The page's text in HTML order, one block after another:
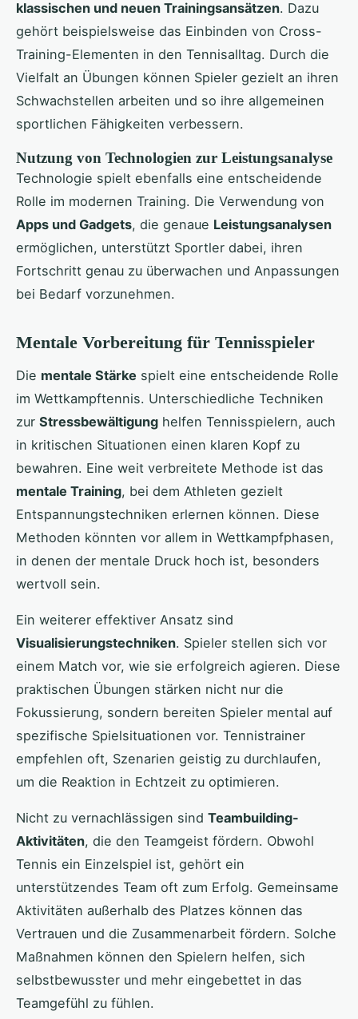
klassischen und neuen Trainingsansätzen. Dazu
gehört beispielsweise das Einbinden von Cross-
Training-Elementen in den Tennisalltag. Durch die
Vielfalt an Übungen können Spieler gezielt an ihren
Schwachstellen arbeiten und so ihre allgemeinen
sportlichen Fähigkeiten verbessern.
Nutzung von Technologien zur Leistungsanalyse
Technologie spielt ebenfalls eine entscheidende
Rolle im modernen Training. Die Verwendung von
Apps und Gadgets, die genaue Leistungsanalysen
ermöglichen, unterstützt Sportler dabei, ihren
Fortschritt genau zu überwachen und Anpassungen
bei Bedarf vorzunehmen.
Mentale Vorbereitung für Tennisspieler
Die mentale Stärke spielt eine entscheidende Rolle
im Wettkampftennis. Unterschiedliche Techniken
zur Stressbewältigung helfen Tennisspielern, auch
in kritischen Situationen einen klaren Kopf zu
bewahren. Eine weit verbreitete Methode ist das
mentale Training, bei dem Athleten gezielt
Entspannungstechniken erlernen können. Diese
Methoden könnten vor allem in Wettkampfphasen,
in denen der mentale Druck hoch ist, besonders
wertvoll sein.
Ein weiterer effektiver Ansatz sind
Visualisierungstechniken. Spieler stellen sich vor
einem Match vor, wie sie erfolgreich agieren. Diese
praktischen Übungen stärken nicht nur die
Fokussierung, sondern bereiten Spieler mental auf
spezifische Spielsituationen vor. Tennistrainer
empfehlen oft, Szenarien geistig zu durchlaufen,
um die Reaktion in Echtzeit zu optimieren.
Nicht zu vernachlässigen sind Teambuilding-
Aktivitäten, die den Teamgeist fördern. Obwohl
Tennis ein Einzelspiel ist, gehört ein
unterstützendes Team oft zum Erfolg. Gemeinsame
Aktivitäten außerhalb des Platzes können das
Vertrauen und die Zusammenarbeit fördern. Solche
Maßnahmen können den Spielern helfen, sich
selbstbewusster und mehr eingebettet in das
Teamgefühl zu fühlen.